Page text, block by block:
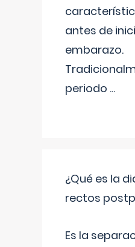
antes de
embarazo.
periodo ...
¿Qué es la
rectos
Es la